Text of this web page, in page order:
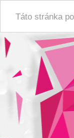
Táto stránka